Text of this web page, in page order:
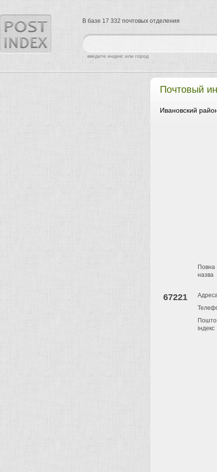
Почтовый
Ивановский
67221
Повна
назва
індекс
найти
введите индекс или город
В базе 17 332 почтовых отделения